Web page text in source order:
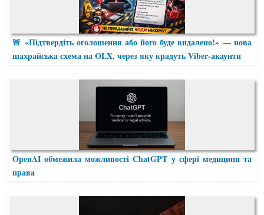
🚨 «Підтвердіть оголошення або його буде видалено!» — нова
шахрайська схема на OLX, через яку крадуть Viber-акаунти
OpenAI обмежила можливості ChatGPT у сфері медицини та
права